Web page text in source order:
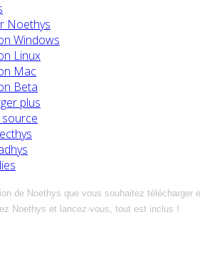
Noethys
Windows
Linux
Mac
Beta
plus
de Noethys que vous souhaitez télécharger
Noethys et lancez-vous, tout est inclus !